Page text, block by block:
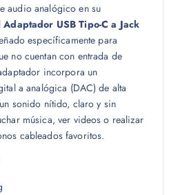
audio analógico en su
Adaptador USB Tipo-C a Jack
específicamente para
no cuentan con entrada de
incorpora un
a analógica (DAC) de alta
sonido nítido, claro y sin
música, ver videos o realizar
cableados favoritos.